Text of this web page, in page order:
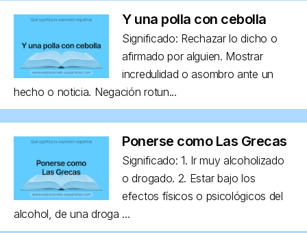
Y una polla con cebolla
Significado: Rechazar lo dicho o
afirmado por alguien. Mostrar
incredulidad o asombro ante un
hecho o noticia. Negación rotun...
Ponerse como Las Grecas
Significado: 1. Ir muy alcoholizado
o drogado. 2. Estar bajo los
efectos físicos o psicológicos del
alcohol, de una droga ...